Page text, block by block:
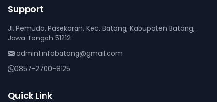
Support
Jl. Pemuda, Pasekaran, Kec. Batang, Kabupaten Batang,
Jawa Tengah 51212
admin1.infobatang@gmail.com
0857-2700-8125
Quick Link